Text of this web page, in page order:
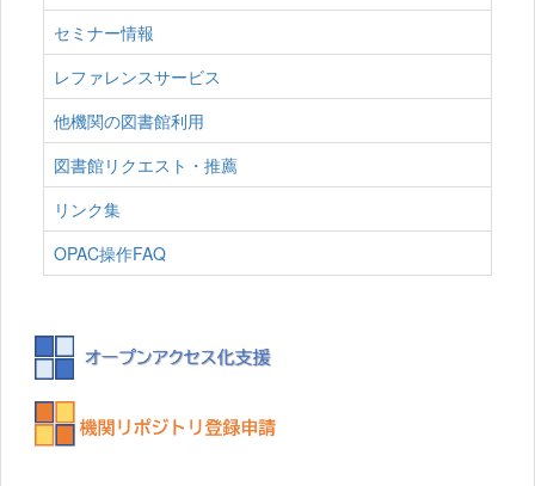
セミナー情報
レファレンスサービス
他機関の図書館利用
図書館リクエスト・推薦
リンク集
OPAC操作FAQ